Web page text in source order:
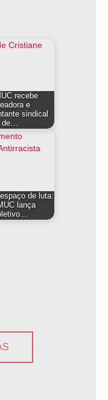
recebe
e
sindical
de…
de luta:
lança